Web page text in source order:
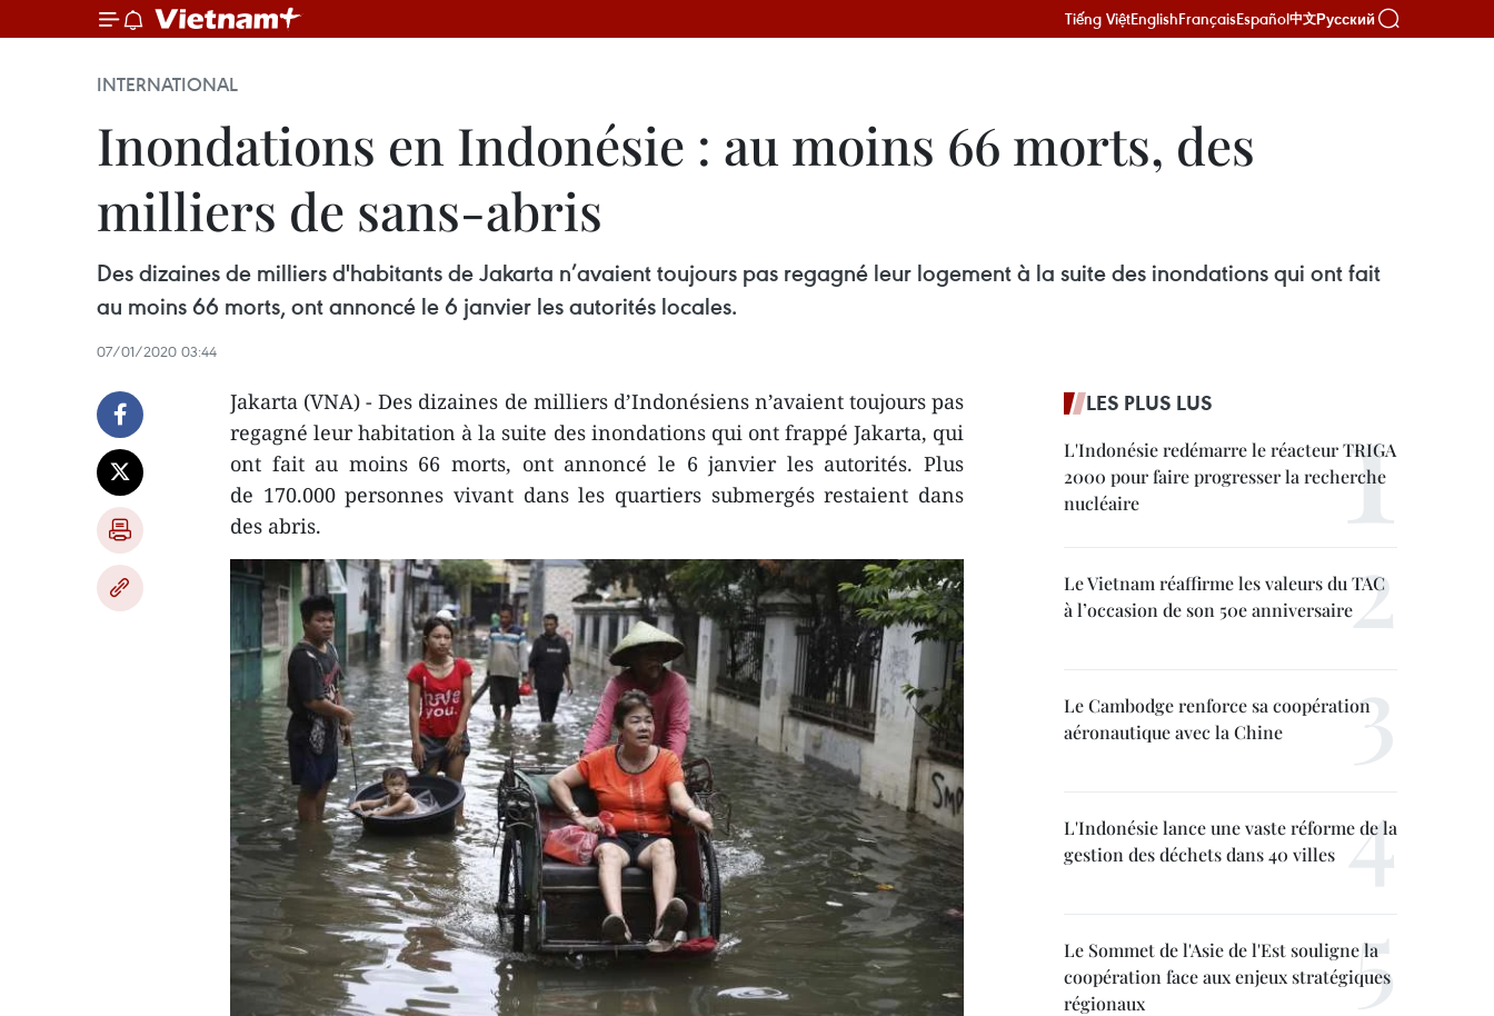
Tiếng ViệtEnglishFrançaisEspañol中文Русский
INTERNATIONAL
Inondations en Indonésie : au moins 66 morts, des
milliers de sans-abris
Des dizaines de milliers d'habitants de Jakarta n’avaient toujours pas regagné leur logement à la suite des inondations qui ont fait
au moins 66 morts, ont annoncé le 6 janvier les autorités locales.
07/01/2020 03:44
Jakarta (VNA) - Des dizaines de milliers d’Indonésiens n’avaient toujours pas
regagné leur habitation à la suite des inondations qui ont frappé Jakarta, qui
ont fait au moins 66 morts, ont annoncé le 6 janvier les autorités. Plus
de 170.000 personnes vivant dans les quartiers submergés restaient dans
des abris.
LES PLUS LUS
L'Indonésie redémarre le réacteur TRIGA
2000 pour faire progresser la recherche
nucléaire
Le Vietnam réaffirme les valeurs du TAC
à l’occasion de son 50e anniversaire
Le Cambodge renforce sa coopération
aéronautique avec la Chine
L'Indonésie lance une vaste réforme de la
gestion des déchets dans 40 villes
Le Sommet de l'Asie de l'Est souligne la
coopération face aux enjeux stratégiques
régionaux